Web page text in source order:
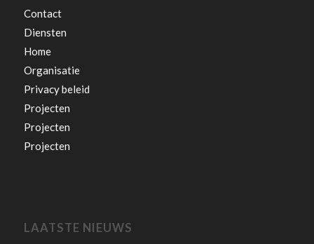
Contact
Diensten
Home
Organisatie
Privacy beleid
Projecten
Projecten
Projecten
LAATSTE NIEUWS